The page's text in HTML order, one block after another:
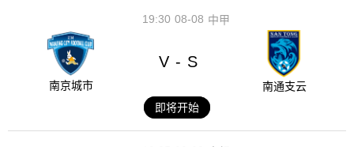
08-08
19:30 中甲
南京城市
V - S
南通支云
即将开始